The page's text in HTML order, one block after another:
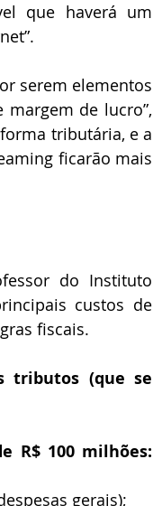
que haverá um
serem elementos
de lucro”,
tributária, e a
ficarão mais
do Instituto
custos de
fiscais.
tributos (que se
gerais);